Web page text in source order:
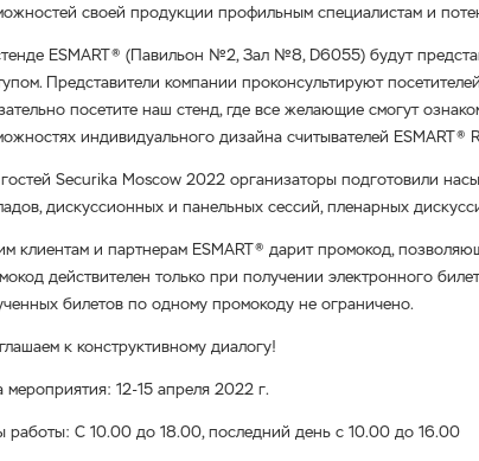
своей продукции профильным специалистам и
ESMART® (Павильон №2, Зал №8, D6055) будут
Представители компании проконсультируют
посетите наш стенд, где все желающие смогут
индивидуального дизайна считывателей
Securika Moscow 2022 организаторы подготовили
дискуссионных и панельных сессий, пленарных
клиентам и партнерам ESMART® дарит промокод,
действителен только при получении электронного
билетов по одному промокоду не ограничено.
к конструктивному диалогу!
мероприятия: 12-15 апреля 2022 г.
работы: С 10.00 до 18.00, последний день с 10.00 до 16.00